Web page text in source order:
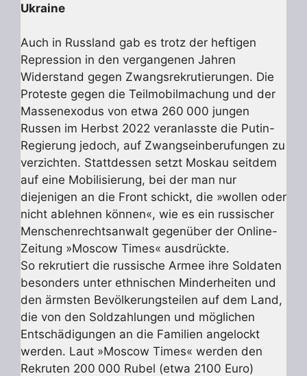
Ukraine
Auch in Russland gab es trotz der heftigen
Repression in den vergangenen Jahren
Widerstand gegen Zwangsrekrutierungen. Die
Proteste gegen die Teilmobilmachung und der
Massenexodus von etwa 260 000 jungen
Russen im Herbst 2022 veranlasste die Putin-
Regierung jedoch, auf Zwangseinberufungen zu
verzichten. Stattdessen setzt Moskau seitdem
auf eine Mobilisierung, bei der man nur
diejenigen an die Front schickt, die »wollen oder
nicht ablehnen können«, wie es ein russischer
Menschenrechtsanwalt gegenüber der Online-
Zeitung »Moscow Times« ausdrückte.
So rekrutiert die russische Armee ihre Soldaten
besonders unter ethnischen Minderheiten und
den ärmsten Bevölkerungsteilen auf dem Land,
die von den Soldzahlungen und möglichen
Entschädigungen an die Familien angelockt
werden. Laut »Moscow Times« werden den
Rekruten 200 000 Rubel (etwa 2100 Euro)